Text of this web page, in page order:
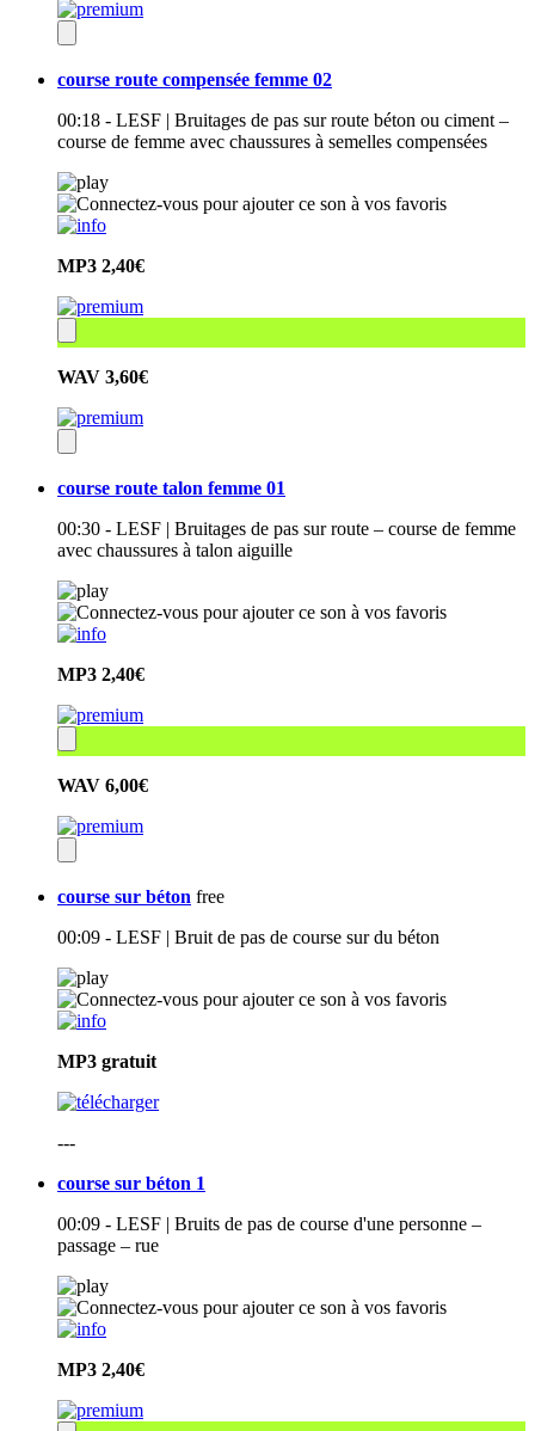
course route compensée femme 02
00:18 - LESF | Bruitages de pas sur route béton ou ciment –
course de femme avec chaussures à semelles compensées
MP3 2,40€
WAV 3,60€
course route talon femme 01
00:30 - LESF | Bruitages de pas sur route – course de femme
avec chaussures à talon aiguille
MP3 2,40€
WAV 6,00€
course sur béton free
00:09 - LESF | Bruit de pas de course sur du béton
MP3 gratuit
---
course sur béton 1
00:09 - LESF | Bruits de pas de course d'une personne –
passage – rue
MP3 2,40€